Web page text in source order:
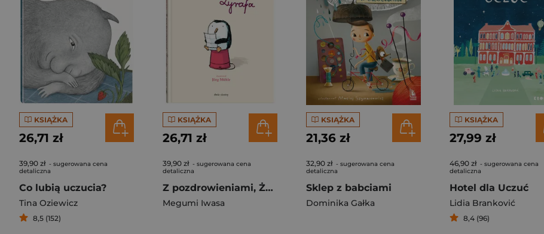
KSIĄŻKA
26,71 zł
39,90 zł - sugerowana cena
detaliczna
Co lubią uczucia?
Tina Oziewicz
8,5 (152)
KSIĄŻKA
26,71 zł
39,90 zł - sugerowana cena
detaliczna
Z pozdrowieniami, Żyrafa
Megumi Iwasa
KSIĄŻKA
21,36 zł
32,90 zł - sugerowana cena
detaliczna
Sklep z babciami
Dominika Gałka
KSIĄŻKA
27,99 zł
46,90 zł - sugerowana cena
detaliczna
Hotel dla Uczuć
Lidia Branković
8,4 (96)